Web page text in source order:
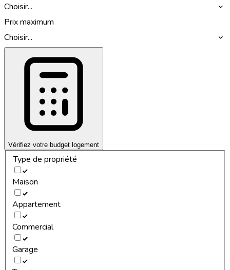
Choisir...
Prix maximum
Choisir...
Vérifiez votre budget logement
Type de propriété
Maison
Appartement
Commercial
Garage